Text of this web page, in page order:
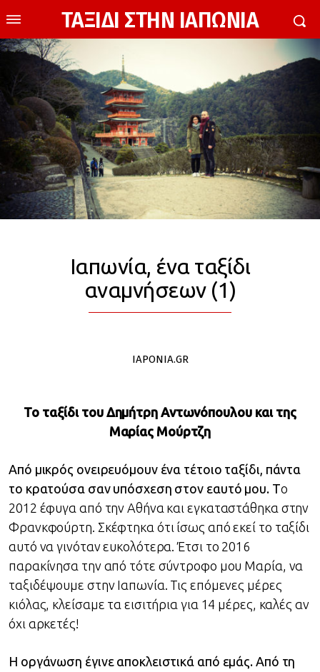
ΤΑΞΙΔΙ ΣΤΗΝ ΙΑΠΩΝΙΑ
Ιαπωνία, ένα ταξίδι
αναμνήσεων (1)
IAPONIA.GR
Το ταξίδι του Δημήτρη Αντωνόπουλου και της
Μαρίας Μούρτζη
Από μικρός ονειρευόμουν ένα τέτοιο ταξίδι, πάντα
το κρατούσα σαν υπόσχεση στον εαυτό μου. Το
2012 έφυγα από την Αθήνα και εγκαταστάθηκα στην
Φρανκφούρτη. Σκέφτηκα ότι ίσως από εκεί το ταξίδι
αυτό να γινόταν ευκολότερα. Έτσι το 2016
παρακίνησα την από τότε σύντροφο μου Μαρία, να
ταξιδέψουμε στην Ιαπωνία. Τις επόμενες μέρες
κιόλας, κλείσαμε τα εισιτήρια για 14 μέρες, καλές αν
όχι αρκετές!
Η οργάνωση έγινε αποκλειστικά από εμάς. Από τη